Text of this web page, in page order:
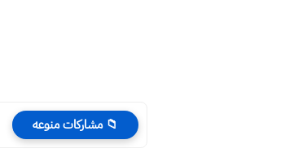
📁 مشاركات منوعه